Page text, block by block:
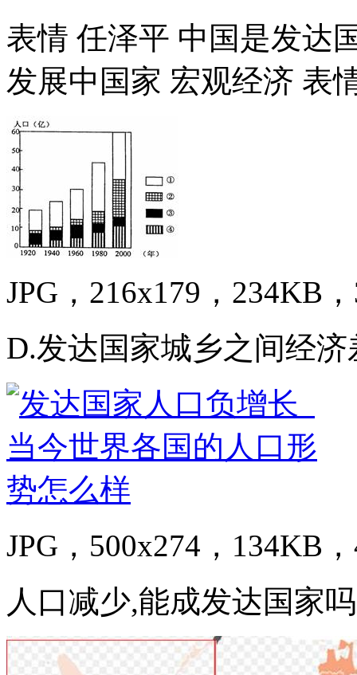
表情 任泽平 中国是发达
发展中国家 宏观经济 表
JPG，216x179，234KB
D.发达国家城乡之间经济
JPG，500x274，134KB
人口减少,能成发达国家吗